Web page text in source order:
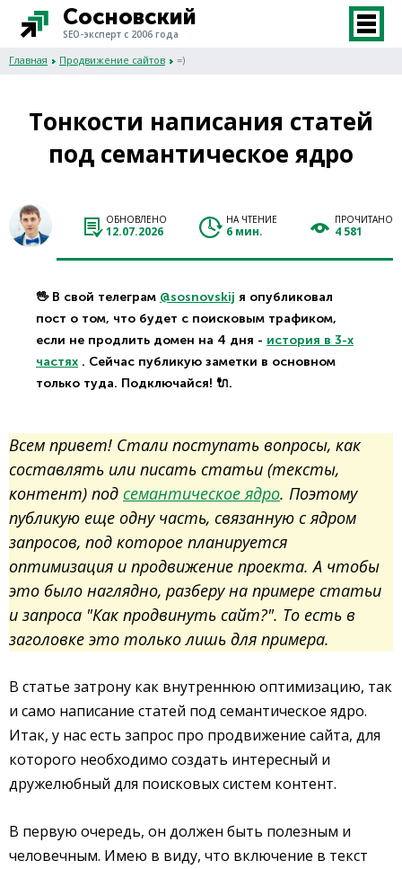
Сосновский
SEO-эксперт с 2006 года
Главная Продвижение сайтов =)
Тонкости написания статей
под семантическое ядро
ОБНОВЛЕНО
12.07.2026
НА ЧТЕНИЕ
6 мин.
ПРОЧИТАНО
4 581
🖖 В свой телеграм @sosnovskij я опубликовал
пост о том, что будет с поисковым трафиком,
если не продлить домен на 4 дня - история в 3-х
частях . Сейчас публикую заметки в основном
только туда. Подключайся! 🔌.
Всем привет! Стали поступать вопросы, как
составлять или писать статьи (тексты,
контент) под семантическое ядро. Поэтому
публикую еще одну часть, связанную с ядром
запросов, под которое планируется
оптимизация и продвижение проекта. А чтобы
это было наглядно, разберу на примере статьи
и запроса "Как продвинуть сайт?". То есть в
заголовке это только лишь для примера.
В статье затрону как внутреннюю оптимизацию, так
и само написание статей под семантическое ядро.
Итак, у нас есть запрос про продвижение сайта, для
которого необходимо создать интересный и
дружелюбный для поисковых систем контент.
В первую очередь, он должен быть полезным и
человечным. Имею в виду, что включение в текст